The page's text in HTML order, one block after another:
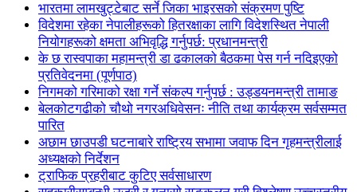
भारतमा लामखुट्टेबाट सर्ने जिका भाइरसको संक्रमण पुष्टि
विदेशमा रहेका नेपालीहरूको हितरक्षाका लागि विदेशस्थित नेपाली
नियोगहरूको क्षमता अभिवृद्धि गर्नुपर्छ: प्रधानमन्त्री
के छ रास्वपाका महामन्त्री डा ढकालको बैठकमा पेस गर्न नदिइएको
प्रतिवेदनमा (पूर्णपाठ)
निगमको गरिमाको रक्षा गर्ने संकल्प गर्नुपर्छ : उड्डयनमन्त्री तामाङ
बेलकोटगढीको चौथो नगरअधिवेसनः नीति तथा कार्यक्रम सर्वसम्मत
पारित
अछाम छाउपडी घटनाबारे राष्ट्रिय सभामा जवाफ दिन गृहमन्त्रीलाई
अध्यक्षको निर्देशन
ट्राफिक प्रहरीबाट कुटिए सर्वसाधारण